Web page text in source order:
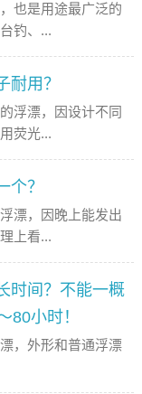
也是用途最广泛的
钓、...
耐用？
浮漂，因设计不同
荧光...
个？
漂，因晚上能发出
上看...
时间？不能一概
80小时！
，外形和普通浮漂